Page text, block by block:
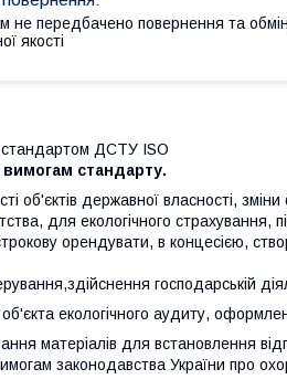
не передбачено повернення та
якості
стандартом ДСТУ ISO
стандарту.
об'єктів державної власності, зміни
для екологічного страхування,
орендувати, в концесією,
,здійснення господарській
екологічного аудиту,
матеріалів для встановлення
законодавства України про